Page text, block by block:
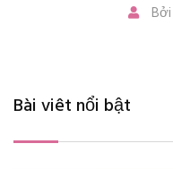
Bởi
Bài viêt nổi bật